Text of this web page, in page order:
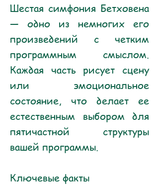
Шестая симфония Бетховена
— одно из немногих его
произведений с четким
программным смыслом.
Каждая часть рисует сцену
или эмоциональное
состояние, что делает ее
естественным выбором для
пятичастной структуры
вашей программы.
Ключевые факты